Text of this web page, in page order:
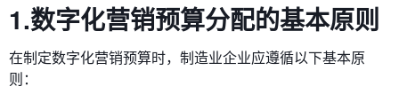
1.数字化营销预算分配的基本原则
在制定数字化营销预算时，制造业企业应遵循以下基本原
则：